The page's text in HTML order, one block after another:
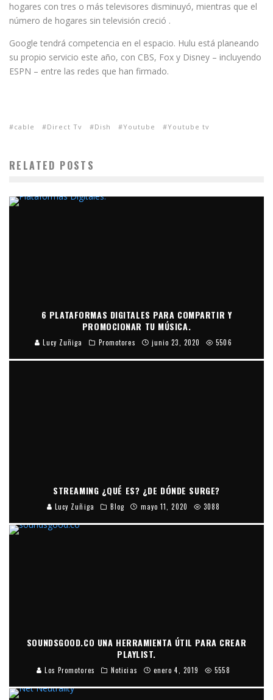
hogares con tres o más televisores disminuyó, mientras que el
número de hogares sin televisión creció .
Google tendrá competencia en el espacio. Hulu está planeando
su propio servicio este año, con CBS, Fox y Disney – incluyendo
ESPN – entre las redes que han firmado.
cable Direct Tv Dish Youtube Youtube tv
RELATED POSTS
6 PLATAFORMAS DIGITALES PARA COMPARTIR Y
PROMOCIONAR TU MÚSICA.
Lucy Zuñiga Promotores junio 23, 2020 5506
STREAMING ¿QUÉ ES? ¿DE DÓNDE SURGE?
Lucy Zuñiga Blog mayo 11, 2020 3088
SOUNDSGOOD.CO UNA HERRAMIENTA ÚTIL PARA CREAR
PLAYLIST.
Los Promotores Noticias enero 4, 2019 5558